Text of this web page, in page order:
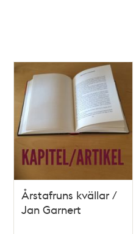
Årstafruns kvällar /
Jan Garnert